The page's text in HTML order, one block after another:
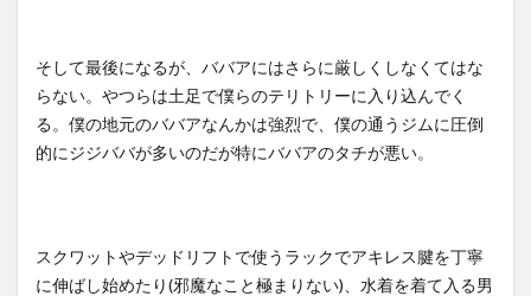
そして最後になるが、ババアにはさらに厳しくしなくてはな
らない。やつらは土足で僕らのテリトリーに入り込んでく
る。僕の地元のババアなんかは強烈で、僕の通うジムに圧倒
的にジジババが多いのだが特にババアのタチが悪い。
スクワットやデッドリフトで使うラックでアキレス腱を丁寧
に伸ばし始めたり(邪魔なこと極まりない)、水着を着て入る男